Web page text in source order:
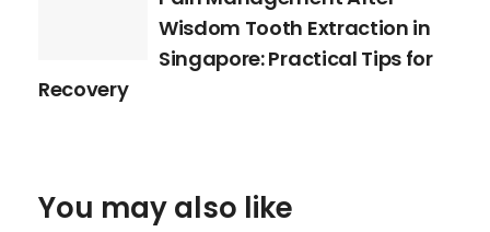
Wisdom Tooth Extraction in
Singapore: Practical Tips for
Recovery
You may also like